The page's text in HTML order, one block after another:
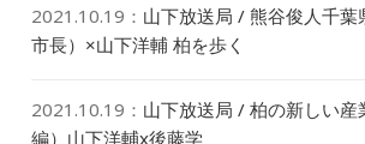
2021.10.19 ： 山下放送局 / 熊谷俊人千葉
市長）×山下洋輔 柏を歩く
2021.10.19 ： 山下放送局 / 柏の新しい産
編）山下洋輔x後藤学